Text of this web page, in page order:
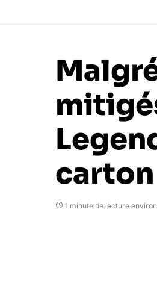
carton
1 minute de lecture environ